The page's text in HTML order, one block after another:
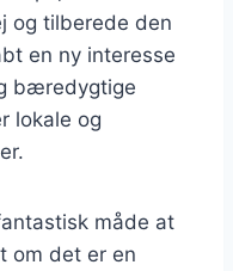
og tilberede den
en ny interesse
bæredygtige
lokale og
måde at
om det er en